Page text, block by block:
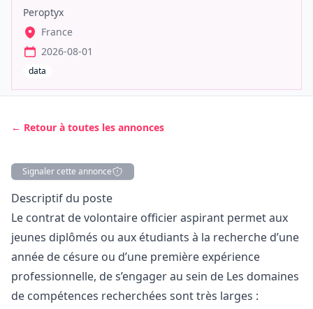
Peroptyx
France
2026-08-01
data
← Retour à toutes les annonces
Signaler cette annonce
Description
Descriptif du poste
Le contrat de volontaire officier aspirant permet aux
jeunes diplômés ou aux étudiants à la recherche d’une
année de césure ou d’une première expérience
professionnelle, de s’engager au sein de Les domaines
de compétences recherchées sont très larges :